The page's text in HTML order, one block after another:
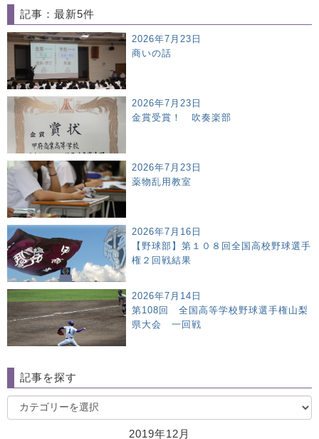
記事：最新5件
2026年7月23日
商いの話
2026年7月23日
金賞受賞！ 吹奏楽部
2026年7月23日
薬物乱用教室
2026年7月16日
【野球部】第１０８回全国高校野球選手
権２回戦結果
2026年7月14日
第108回 全国高等学校野球選手権山梨
県大会 一回戦
記事を探す
2019年12月